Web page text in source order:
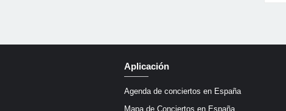
Aplicación
Agenda de conciertos en España
Mapa de Conciertos en España